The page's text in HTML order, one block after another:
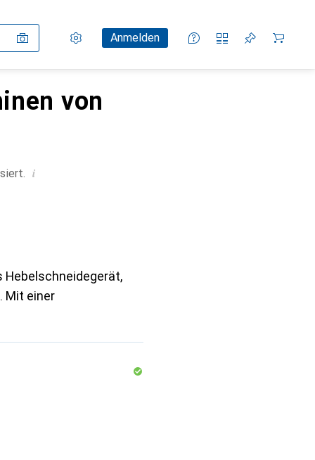
Einstellungen
KundenkontoAnmelden
Vergleichslisten
Merklisten
Warenkorb
von
i
Mit einer